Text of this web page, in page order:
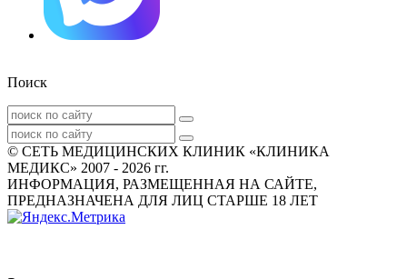
Поиск
© СЕТЬ МЕДИЦИНСКИХ КЛИНИК «КЛИНИКА
МЕДИКС» 2007 - 2026 гг.
ИНФОРМАЦИЯ, РАЗМЕЩЕННАЯ НА САЙТЕ,
ПРЕДНАЗНАЧЕНА ДЛЯ ЛИЦ СТАРШЕ 18 ЛЕТ